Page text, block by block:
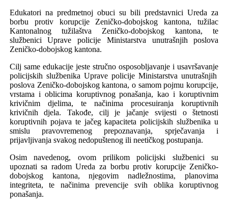
Edukatori na predmetnoj obuci su bilipredstavnici Ureda za
borbu protiv korupcije Zeničko-dobojskog kantona, tužilac
Kantonalnog tužilaštva Zeničko-dobojskog kantona, te
službenici Uprave policije
Ministarstva unutrašnjih poslova
Zeničko-dobojskog kantona.
Cilj same edukacije jeste stručno osposobljavanje i usavršavanje
policijskih službenika Uprave policije Ministarstva unutrašnjih
poslova Zeničko-dobojskog kantona, o samom pojmu korupcije,
vrstama i oblicima koruptivnog ponašanja, kao i koruptivnim
krivičnim djelima, te načinima procesuiranja koruptivnih
krivičnih djela. Takođe, cilj jejačanje svijesti o štetnosti
koruptivnih pojava te jačeg kapaciteta policijskih službenika u
smislu pravovremenog prepoznavanja, sprječavanja i
prijavljivanja svakog nedopuštenog ili neetičkog postupanja.
Osim navedenog, ovom prilikom policijski službenici su
upoznati sa radom Ureda za borbu protiv korupcije Zeničko-
dobojskog kantona, njegovim nadležnostima, planovima
integriteta, te načinima prevencije svih oblika koruptivnog
ponašanja.